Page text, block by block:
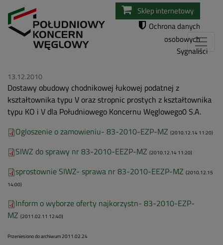
Przejdź
do
Sklep internetowy
Ochrona danych
osobowych
Sygnaliści
13.12.2010
Dostawy obudowy chodnikowej łukowej podatnej z
kształtownika typu V oraz stropnic prostych z kształtownika
typu KO i V dla Południowego Koncernu Węglowego0 S.A.
Ogloszenie o zamowieniu- 83-2010-EZP-MZ (2010.12.14 11:20)
SIWZ do sprawy nr 83-2010-EEZP-MZ (2010.12.14 11:20)
sprostownie SIWZ- sprawa nr 83-2010-EEZP-MZ (2010.12.15
14:00)
Inform o wyborze oferty najkorzystn- 83-2010-EZP-
MZ (2011.02.11 12:40)
Przeniesiono do archiwum 2011.02.24